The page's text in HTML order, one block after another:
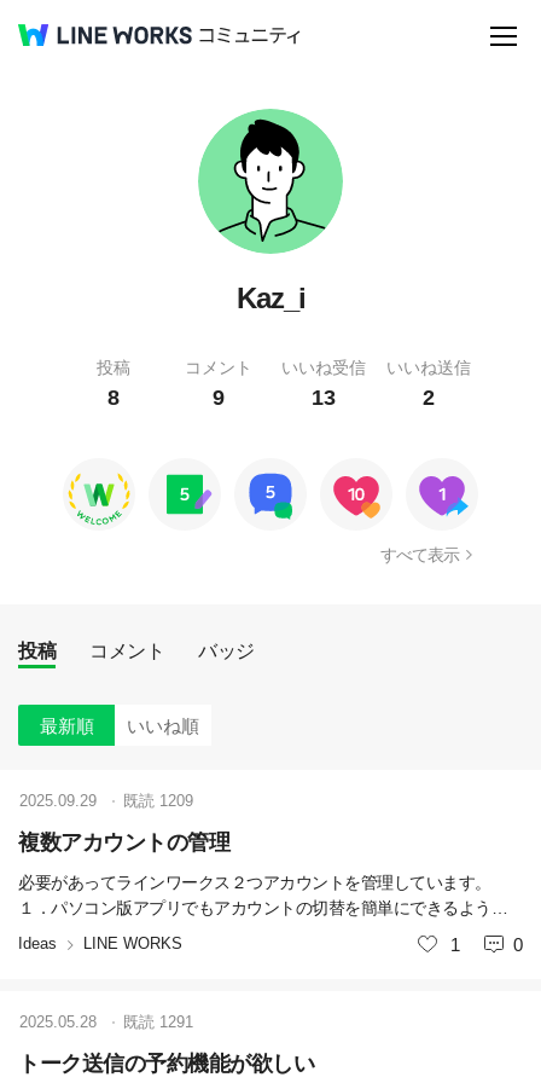
Kaz_i
投稿
8
コメント
9
いいね受信
13
いいね送信
2
すべて表示
投稿 コメント バッジ
最新順 いいね順
複数アカウントの管理
必要があってラインワークス２つアカウントを管理しています。
１．パソコン版アプリでもアカウントの切替を簡単にできるように
してほしい スマホだと簡単に切り替えができるのに、パソコン版だ
と一旦ログアウト→別アカウントでログイン→またログアウト→最
スマホアプリで複数アカウントでも通知（バッチ）が出るようにし
てほしい。 iPhoneユーザーです。 ログインしていないほうに（切り
Ideas LINE WORKS
2025.09.29 既読 1209
いいね
1 0
トーク送信の予約機能が欲しい
2025.05.28 既読 1291